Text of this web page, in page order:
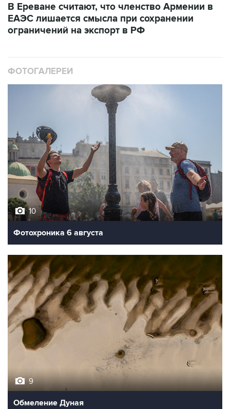
В Ереване считают, что членство Армении в
ЕАЭС лишается смысла при сохранении
ограничений на экспорт в РФ
ФОТОГАЛЕРЕИ
10
Фотохроника 6 августа
9
Обмеление Дуная